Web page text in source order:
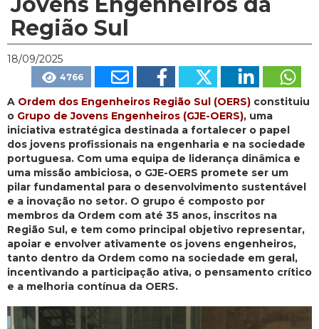
Região Sul
18/09/2025
4766
A Ordem dos Engenheiros Região Sul (OERS) constituiu
o Grupo de Jovens Engenheiros (GJE-OERS), uma
iniciativa estratégica destinada a fortalecer o papel
dos jovens profissionais na engenharia e na sociedade
portuguesa. Com uma equipa de liderança dinâmica e
uma missão ambiciosa, o GJE-OERS promete ser um
pilar fundamental para o desenvolvimento sustentável
e a inovação no setor. O grupo é composto por
membros da Ordem com até 35 anos, inscritos na
Região Sul, e tem como principal objetivo representar,
apoiar e envolver ativamente os jovens engenheiros,
tanto dentro da Ordem como na sociedade em geral,
incentivando a participação ativa, o pensamento crítico
e a melhoria contínua da OERS.